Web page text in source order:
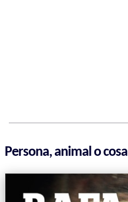
Persona, animal o cosa